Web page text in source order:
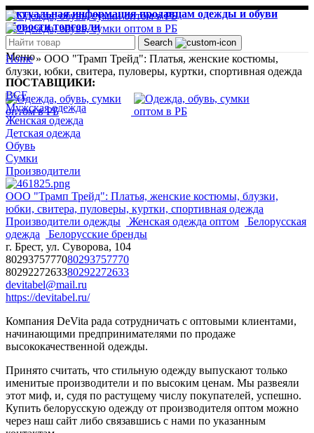
Актуальная информация продавцам одежды и обуви
Новости торговли
Search
Меню
Home» ООО "Трамп Трейд": Платья, женские костюмы,
блузки, юбки, свитера, пуловеры, куртки, спортивная одежда
ПОСТАВЩИКИ:
ВСЕ
Мужская одежда
Женская одежда
Детская одежда
Обувь
Сумки
Производители
ООО "Трамп Трейд": Платья, женские костюмы, блузки,
юбки, свитера, пуловеры, куртки, спортивная одежда
Производители одежды
Женская одежда оптом
Белорусская
одежда
Белорусские бренды
г. Брест, ул. Суворова, 104
8029375777080293757770
8029227263380292272633
devitabel@mail.ru
https://devitabel.ru/
Компания DeVita рада сотрудничать с оптовыми клиентами,
начинающими предпринимателями по продаже
высококачественной одежды.
Принято считать, что стильную одежду выпускают только
именитые производители и по высоким ценам. Мы развеяли
этот миф, и, судя по растущему числу покупателей, успешно.
Купить белорусскую одежду от производителя оптом можно
через наш сайт либо связавшись с нами по указанным